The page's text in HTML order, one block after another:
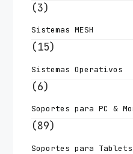
(3)
Sistemas MESH
(15)
Sistemas Operativos
(6)
Soportes para PC &
(89)
Soportes para Tablets